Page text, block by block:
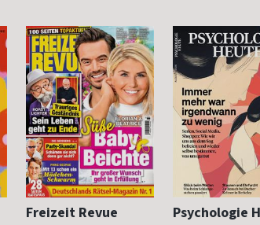
Freizeit Revue Psychologie